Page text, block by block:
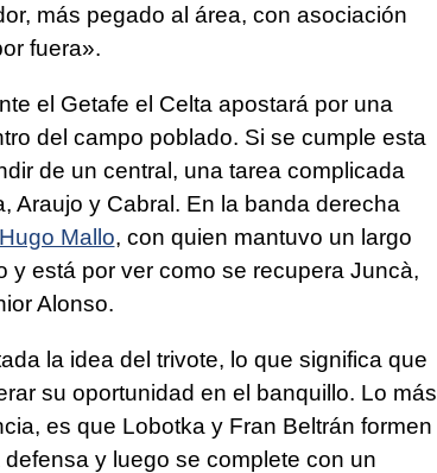
más pegado al área, con asociación
fuera».
el Getafe el Celta apostará por una
del campo poblado. Si se cumple esta
de un central, una tarea complicada
Araujo y Cabral. En la banda derecha
Hugo Mallo, con quien mantuvo un largo
y está por ver como se recupera Juncà,
Alonso.
la idea del trivote, lo que significa que
su oportunidad en el banquillo. Lo más
es que Lobotka y Fran Beltrán formen
y luego se complete con un